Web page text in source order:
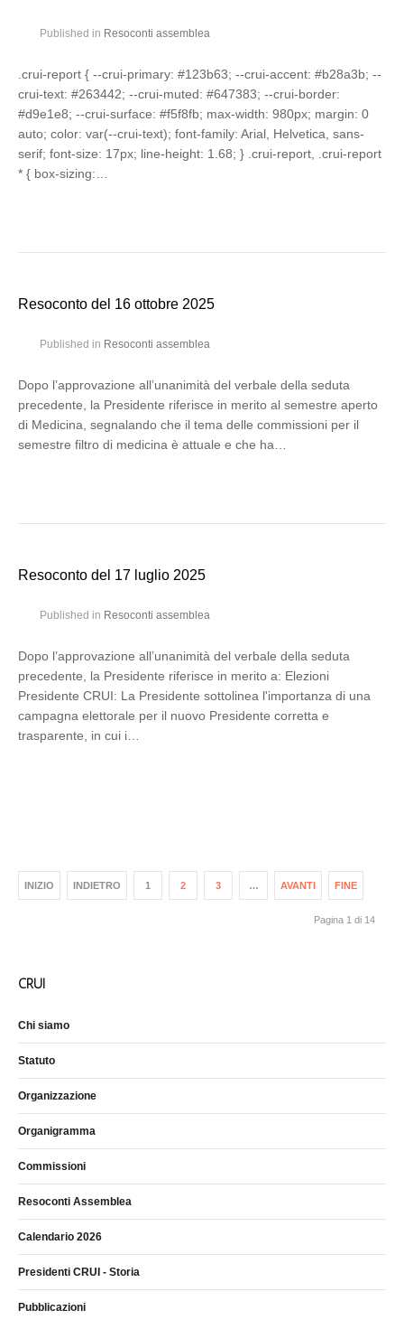
Published in Resoconti assemblea
.crui-report { --crui-primary: #123b63; --crui-accent: #b28a3b; --
crui-text: #263442; --crui-muted: #647383; --crui-border:
#d9e1e8; --crui-surface: #f5f8fb; max-width: 980px; margin: 0
auto; color: var(--crui-text); font-family: Arial, Helvetica, sans-
serif; font-size: 17px; line-height: 1.68; } .crui-report, .crui-report
* { box-sizing:…
Resoconto del 16 ottobre 2025
Published in Resoconti assemblea
Dopo l’approvazione all’unanimità del verbale della seduta
precedente, la Presidente riferisce in merito al semestre aperto
di Medicina, segnalando che il tema delle commissioni per il
semestre filtro di medicina è attuale e che ha…
Resoconto del 17 luglio 2025
Published in Resoconti assemblea
Dopo l’approvazione all’unanimità del verbale della seduta
precedente, la Presidente riferisce in merito a: Elezioni
Presidente CRUI: La Presidente sottolinea l'importanza di una
campagna elettorale per il nuovo Presidente corretta e
trasparente, in cui i…
INIZIO INDIETRO 1 2 3 … AVANTI FINE
Pagina 1 di 14
CRUI
Chi siamo
Statuto
Organizzazione
Organigramma
Commissioni
Resoconti Assemblea
Calendario 2026
Presidenti CRUI - Storia
Pubblicazioni